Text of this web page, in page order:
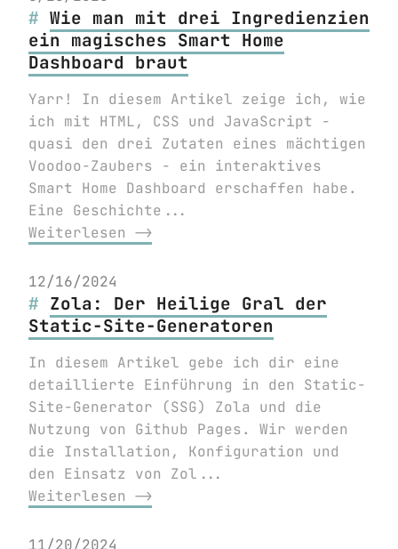
Wie man mit drei Ingredienzien
ein magisches Smart Home
Dashboard braut
Yarr! In diesem Artikel zeige ich, wie
ich mit HTML, CSS und JavaScript -
quasi den drei Zutaten eines mächtigen
Voodoo-Zaubers - ein interaktives
Smart Home Dashboard erschaffen habe.
Eine Geschichte...
Weiterlesen ⟶
12/16/2024
Zola: Der Heilige Gral der
Static-Site-Generatoren
In diesem Artikel gebe ich dir eine
detaillierte Einführung in den Static-
Site-Generator (SSG) Zola und die
Nutzung von Github Pages. Wir werden
die Installation, Konfiguration und
den Einsatz von Zol...
Weiterlesen ⟶
11/20/2024